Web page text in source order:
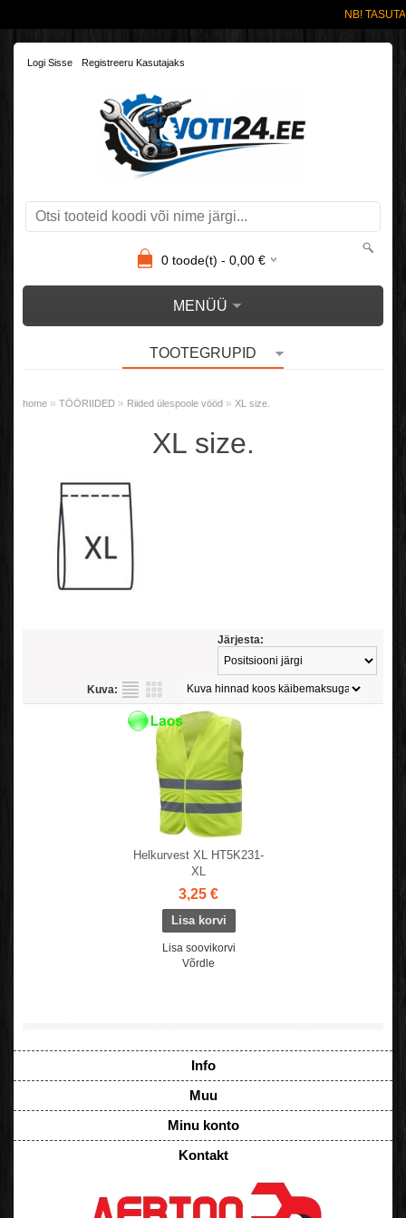
NB!
Logi Sisse Registreeru Kasutajaks
0toode(t) - 0,00€
MENÜÜ
TOOTEGRUPID
home » TÖÖRIIDED » Riided ülespoole vööd » XL size.
XL size.
Järjesta:
Kuva:
Helkurvest XL HT5K231-
XL
3,25 €
Lisa soovikorvi
Võrdle
Info
Muu
Minu konto
Kontakt